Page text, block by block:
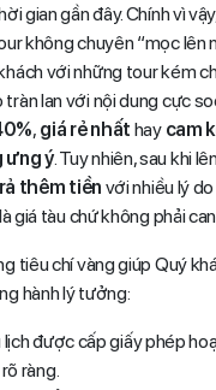
gian gần đây. Chính vì
không chuyên “mọc lên
với những tour kém
lan với nội dung cực
, giá rẻ nhất haycam
ưng ý. Tuy nhiên, sau khi
thêm tiền với nhiều lý do
giá tàu chứ không phải
tiêu chí vàng giúp Quý
hành lý tưởng:
được cấp giấy phép
ràng.